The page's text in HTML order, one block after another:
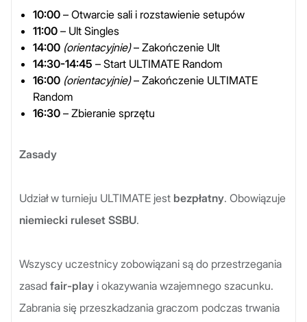
10:00 – Otwarcie sali i rozstawienie setupów
11:00 – Ult Singles
14:00 (orientacyjnie)– Zakończenie Ult
14:30-14:45 – Start ULTIMATE Random
16:00 (orientacyjnie)– Zakończenie ULTIMATE
Random
16:30 – Zbieranie sprzętu
Zasady
Udział w turnieju ULTIMATE jest bezpłatny. Obowiązuje
niemiecki ruleset SSBU.
Wszyscy uczestnicy zobowiązani są do przestrzegania
zasad fair-play i okazywania wzajemnego szacunku.
Zabrania się przeszkadzania graczom podczas trwania